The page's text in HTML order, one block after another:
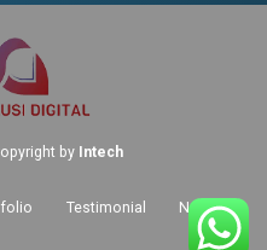
by Intech
Testimonial
News